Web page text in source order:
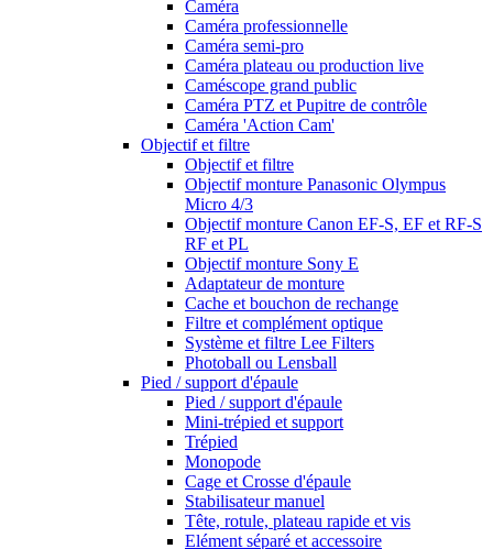
Caméra
Caméra professionnelle
Caméra semi-pro
Caméra plateau ou production live
Caméscope grand public
Caméra PTZ et Pupitre de contrôle
Caméra 'Action Cam'
Objectif et filtre
Objectif et filtre
Objectif monture Panasonic Olympus
Micro 4/3
Objectif monture Canon EF-S, EF et RF-S
RF et PL
Objectif monture Sony E
Adaptateur de monture
Cache et bouchon de rechange
Filtre et complément optique
Système et filtre Lee Filters
Photoball ou Lensball
Pied / support d'épaule
Pied / support d'épaule
Mini-trépied et support
Trépied
Monopode
Cage et Crosse d'épaule
Stabilisateur manuel
Tête, rotule, plateau rapide et vis
Elément séparé et accessoire